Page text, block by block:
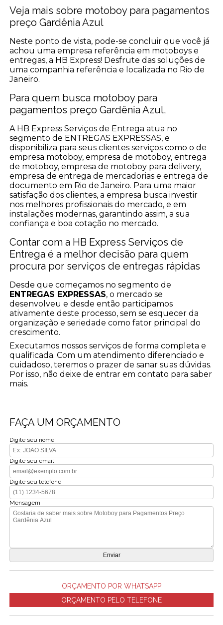
Veja mais sobre motoboy para pagamentos
preço Gardênia Azul
Neste ponto de vista, pode-se concluir que você já
achou uma empresa referência em motoboys e
entregas, a HB Express! Desfrute das soluções de
uma companhia referência e localizada no Rio de
Janeiro.
Para quem busca motoboy para
pagamentos preço Gardênia Azul,
A HB Express Serviços de Entrega atua no
segmento de ENTREGAS EXPRESSAS, e
disponibiliza para seus clientes serviços como o de
empresa motoboy, empresa de motoboy, entrega
de motoboy, empresa de motoboy para delivery,
empresa de entrega de mercadorias e entrega de
documento em Rio de Janeiro. Para uma maior
satisfação dos clientes, a empresa busca investir
nos melhores profissionais do mercado, e em
instalações modernas, garantindo assim, a sua
confiança e boa cotação no mercado.
Contar com a HB Express Serviços de
Entrega é a melhor decisão para quem
procura por serviços de entregas rápidas
Desde que começamos no segmento de
ENTREGAS EXPRESSAS, o mercado se
desenvolveu e desde então participamos
ativamente deste processo, sem se esquecer da
organização e seriedade como fator principal do
crescimento.
Executamos nossos serviços de forma completa e
qualificada. Com um atendimento diferenciado e
cuidadoso, teremos o prazer de sanar suas dúvidas.
Por isso, não deixe de entrar em contato para saber
mais.
FAÇA UM ORÇAMENTO
Digite seu nome
Digite seu email
Digite seu telefone
Mensagem
ORÇAMENTO POR WHATSAPP
ORÇAMENTO PELO TELEFONE